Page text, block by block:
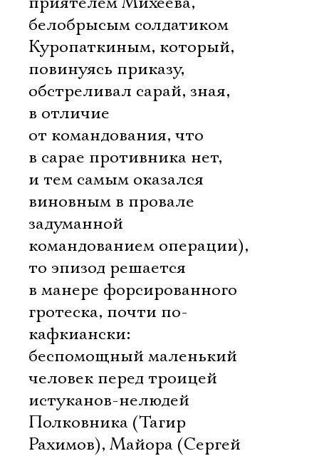
белобрысым солдатиком
Куропаткиным, который,
повинуясь приказу,
обстреливал сарай, зная,
в отличие
от командования, что
в сарае противника нет,
и тем самым оказался
виновным в провале
задуманной
командованием операции),
то эпизод решается
в манере форсированного
гротеска, почти по-
кафкиански:
беспомощный маленький
человек перед троицей
истуканов-нелюдей 
Полковника (Тагир
Рахимов), Майора (Сергей